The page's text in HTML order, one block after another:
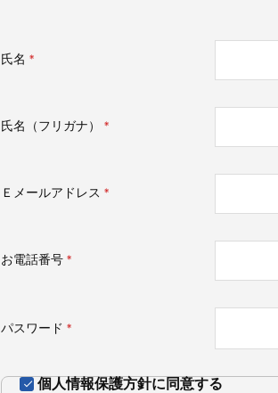
氏名
氏名（フリガナ）
Ｅメールアドレス
お電話番号
パスワード
個人情報保護方針に同意する